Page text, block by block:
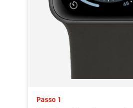
Passo 1